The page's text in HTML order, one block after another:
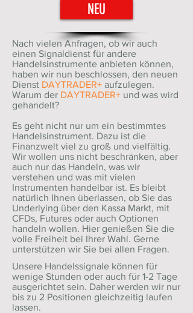
NEU
Nach vielen Anfragen, ob wir auch
einen Signaldienst für andere
Handelsinstrumente anbieten können,
haben wir nun beschlossen, den neuen
Dienst DAYTRADER+ aufzulegen.
Warum der DAYTRADER+ und was wird
gehandelt?
Es geht nicht nur um ein bestimmtes
Handelsinstrument. Dazu ist die
Finanzwelt viel zu groß und vielfältig.
Wir wollen uns nicht beschränken, aber
auch nur das Handeln, was wir
verstehen und was mit vielen
Instrumenten handelbar ist. Es bleibt
natürlich Ihnen überlassen, ob Sie das
Underlying über den Kassa Markt, mit
CFDs, Futures oder auch Optionen
handeln wollen. Hier genießen Sie die
volle Freiheit bei Ihrer Wahl. Gerne
unterstützen wir Sie bei allen Fragen.
Unsere Handelssignale können für
wenige Stunden oder auch für 1-2 Tage
ausgerichtet sein. Daher werden wir nur
bis zu 2 Positionen gleichzeitig laufen
lassen.